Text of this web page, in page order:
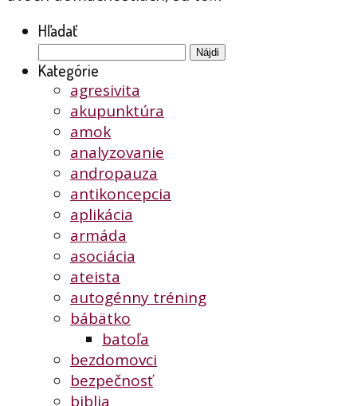
Hľadať
Hľadať:
Kategórie
agresivita
akupunktúra
amok
analyzovanie
andropauza
antikoncepcia
aplikácia
armáda
asociácia
ateista
autogénny tréning
bábätko
batoľa
bezdomovci
bezpečnosť
biblia